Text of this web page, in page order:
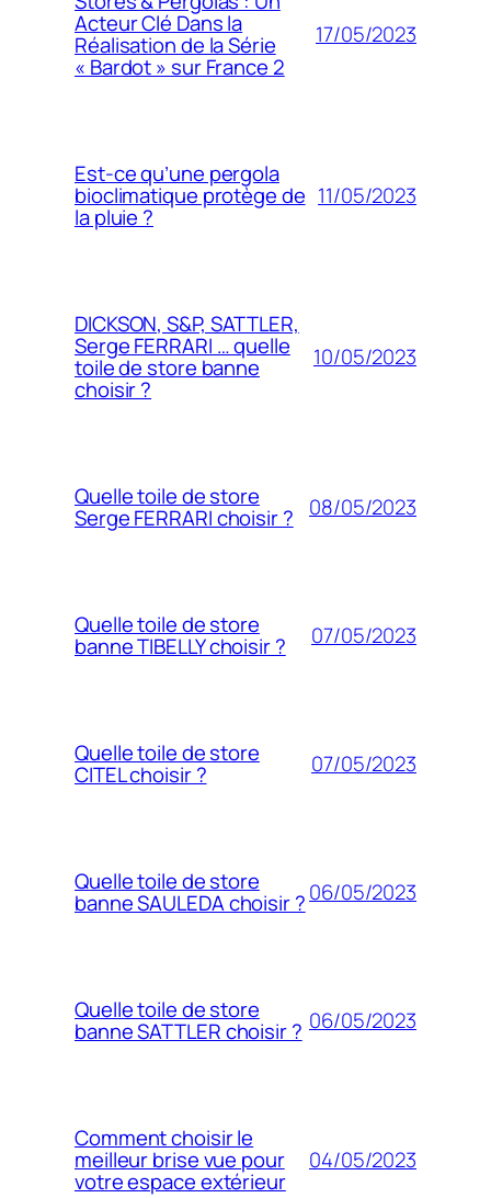
Acteur Clé Dans la
Réalisation de la Série
« Bardot » sur France 2
17/05/2023
Est-ce qu’une pergola
bioclimatique protège de
la pluie ?
11/05/2023
DICKSON, S&P, SATTLER,
Serge FERRARI … quelle
toile de store banne
choisir ?
10/05/2023
Quelle toile de store
Serge FERRARI choisir ? 08/05/2023
Quelle toile de store
banne TIBELLY choisir ? 07/05/2023
Quelle toile de store
CITEL choisir ? 07/05/2023
Quelle toile de store
banne SAULEDA choisir ?06/05/2023
Quelle toile de store
banne SATTLER choisir ? 06/05/2023
Comment choisir le
meilleur brise vue pour
votre espace extérieur
04/05/2023